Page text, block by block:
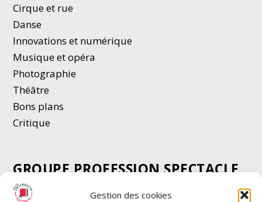
Gestion des cookies
Cirque et rue
Danse
Innovations et numérique
Musique et opéra
Photographie
Théâtre
Bons plans
Critique
GROUPE PROFESSION SPECTACLE
Chèque Intermittents